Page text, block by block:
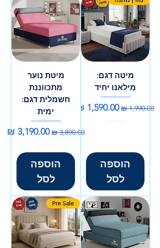
מיטה דגם:
מילאנו יחיד
מחיר רגילמחיר מבצע
הוספה
לסל
מיטת נוער
מתכווננת
חשמלית דגם:
ימית
מחיר רגילמחיר מבצע
הוספה
לסל
Pre Sale